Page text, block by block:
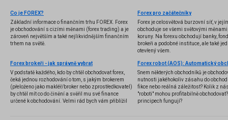
Co je FOREX?
Základní informace o finančním trhu FOREX. Forex
je obchodování s cizími měnami (forex trading) a je
zároveň největším a také nejlikvidnějším finančním
trhem na světě.
Forex pro začátečníky
Forex je celosvětová burzovní síť, v
obchoduje se všemi světovými
koruny. Na forexu obchodují banky,
brokeři a podobné instituce, ale také
otevřený všem.
Forex brokeři - jak správně vybrat
V podstatě každého, kdo by chtěl obchodovat forex,
čeká jednou rozhodování o tom, s jakým brokerem
(přeloženo jako makléř/broker nebo zprostředkovatel)
by chtěl mít co do činění a svěřil mu své finance
určené k obchodování. Velmi rád bych vám přiblížil
Snem některých obchodníků je
nutnosti jakéhokoliv zásahu do
fikce nebo reálná záležitost? Kolik z
"roboti" mohou profitabilně
principech fungují?